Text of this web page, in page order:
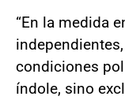
“En la medida
condiciones
índole, sino